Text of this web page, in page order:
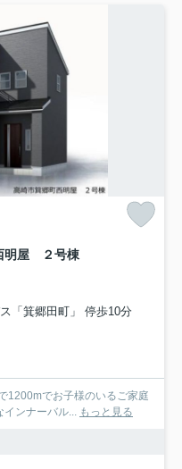
明屋 ２号棟
「箕郷田町」 停歩10分
1200mでお子様のいるご家庭
ンナーバル... もっと見る